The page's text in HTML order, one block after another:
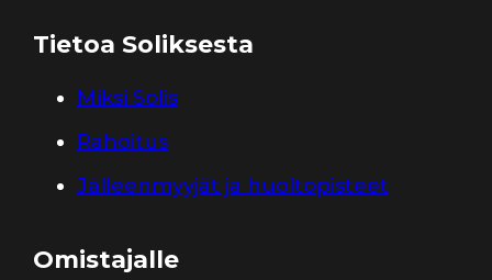
Tietoa Soliksesta
Miksi Solis
Rahoitus
Jälleenmyyjät ja huoltopisteet
Omistajalle